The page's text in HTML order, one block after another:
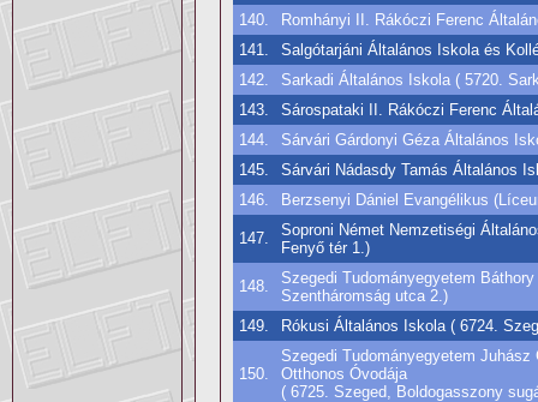
140.
Romhányi II. Rákóczi Ferenc
141.
Salgótarjáni Általános Iskola és
142.
Sarkadi Általános Iskola ( 5720.
143.
Sárospataki II. Rákóczi Ferenc
144.
Sárvári Gárdonyi Géza Általános
145.
Sárvári Nádasdy Tamás Általános
146.
Berzsenyi Dániel Evangélikus
147.
Soproni Német Nemzetiségi
Fenyő tér 1.)
148.
Szegedi Tudományegyetem
Szentháromság utca 2.)
149.
Rókusi Általános Iskola ( 6724.
150.
Szegedi Tudományegyetem
Otthonos Óvodája
( 6725. Szeged, Boldogasszony